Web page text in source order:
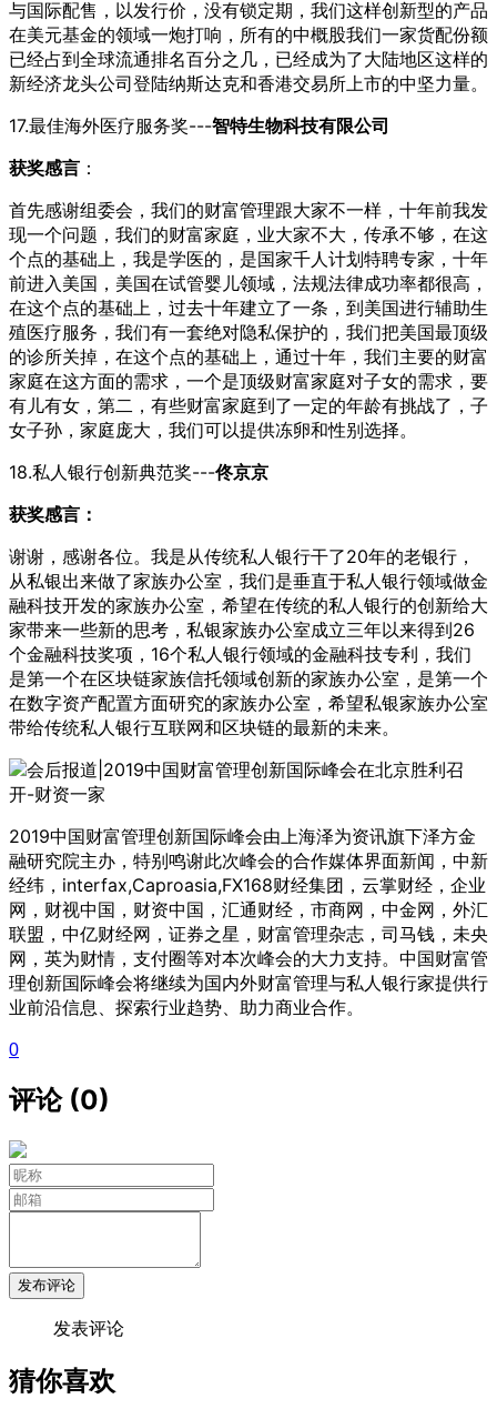
与国际配售，以发行价，没有锁定期，我们这样创新型的产品
在美元基金的领域一炮打响，所有的中概股我们一家货配份额
已经占到全球流通排名百分之几，已经成为了大陆地区这样的
新经济龙头公司登陆纳斯达克和香港交易所上市的中坚力量。
17.最佳海外医疗服务奖---智特生物科技有限公司
获奖感言 ：
首先感谢组委会，我们的财富管理跟大家不一样，十年前我发
现一个问题，我们的财富家庭，业大家不大，传承不够，在这
个点的基础上，我是学医的，是国家千人计划特聘专家，十年
前进入美国，美国在试管婴儿领域，法规法律成功率都很高，
在这个点的基础上，过去十年建立了一条，到美国进行辅助生
殖医疗服务，我们有一套绝对隐私保护的，我们把美国最顶级
的诊所关掉，在这个点的基础上，通过十年，我们主要的财富
家庭在这方面的需求，一个是顶级财富家庭对子女的需求，要
有儿有女，第二，有些财富家庭到了一定的年龄有挑战了，子
女子孙，家庭庞大，我们可以提供冻卵和性别选择。
18.私人银行创新典范奖---佟京京
获奖感言：
谢谢，感谢各位。我是从传统私人银行干了20年的老银行，
从私银出来做了家族办公室，我们是垂直于私人银行领域做金
融科技开发的家族办公室，希望在传统的私人银行的创新给大
家带来一些新的思考，私银家族办公室成立三年以来得到26
个金融科技奖项，16个私人银行领域的金融科技专利，我们
是第一个在区块链家族信托领域创新的家族办公室，是第一个
在数字资产配置方面研究的家族办公室，希望私银家族办公室
带给传统私人银行互联网和区块链的最新的未来。
2019中国财富管理创新国际峰会由上海泽为资讯旗下泽方金
融研究院主办，特别鸣谢此次峰会的合作媒体界面新闻，中新
经纬，interfax,Caproasia,FX168财经集团，云掌财经，企业
网，财视中国，财资中国，汇通财经，市商网，中金网，外汇
联盟，中亿财经网，证券之星，财富管理杂志，司马钱，未央
网，英为财情，支付圈等对本次峰会的大力支持。中国财富管
理创新国际峰会将继续为国内外财富管理与私人银行家提供行
业前沿信息、探索行业趋势、助力商业合作。
0
评论 (0)
发布评论
发表评论
猜你喜欢